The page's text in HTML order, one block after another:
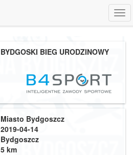
BYDGOSKI BIEG URODZINOWY
Miasto Bydgoszcz
2019-04-14
Bydgoszcz
5 km